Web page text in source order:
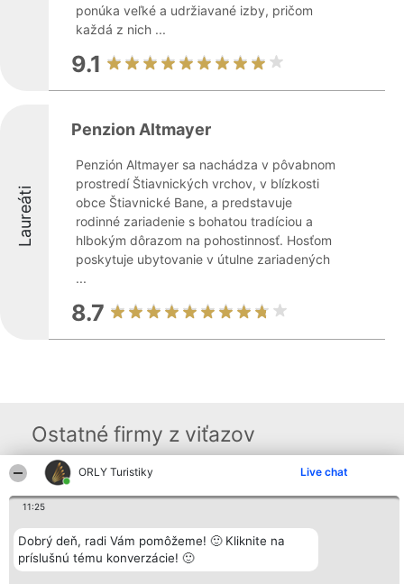
ORLY Turistiky Live chat
11:25
Dobrý deň, radi Vám pomôžeme! 🙂 Kliknite na
príslušnú tému konverzácie! 🙂
ponúka veľké a udržiavané izby, pričom
každá z nich ...
9.1
Laureáti
Penzion Altmayer
Penzión Altmayer sa nachádza v pôvabnom
prostredí Štiavnických vrchov, v blízkosti
obce Štiavnické Bane, a predstavuje
rodinné zariadenie s bohatou tradíciou a
hlbokým dôrazom na pohostinnosť. Hosťom
poskytuje ubytovanie v útulne zariadených
...
8.7
Ostatné firmy z viťazov
Organizátor hodnotenia
Bright Side Solutions sp. z o.
ul. Ruska 22
Wrocław 50-079
KRS 0000749100 | Regon
381313360 | NIP 8943132676
Hodnotenie
wszystkich
Laureatów
Podmienky
Obchodné
Kontakt